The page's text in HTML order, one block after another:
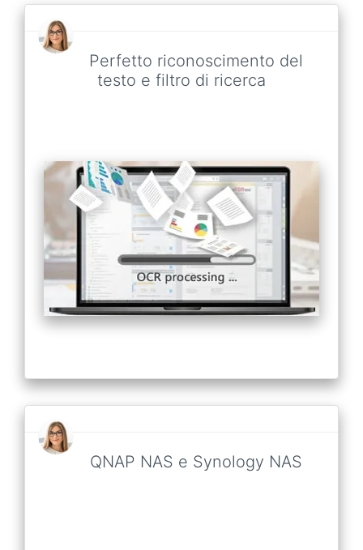
Perfetto riconoscimento del
testo e filtro di ricerca
QNAP NAS e Synology NAS